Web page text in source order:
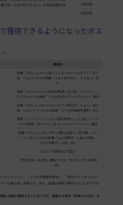
獲得できるようになったボス